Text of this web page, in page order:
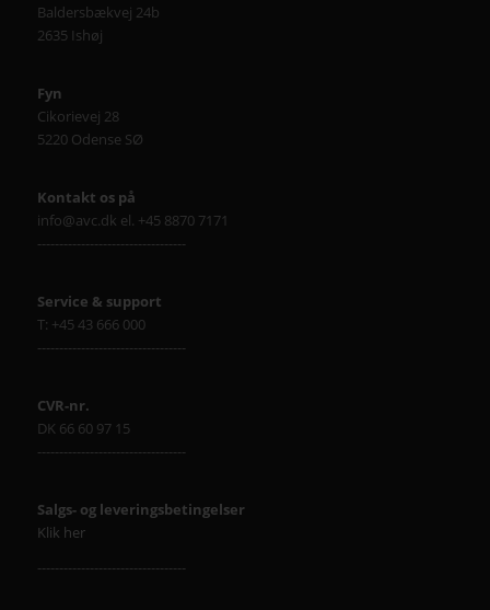
Baldersbækvej 24b
2635 Ishøj
Fyn
Cikorievej 28
5220 Odense SØ
Kontakt os på
info@avc.dk el. +45 8870 7171
----------------------------------
Service & support
T: +45 43 666 000
----------------------------------
CVR-nr.
DK 66 60 97 15
----------------------------------
Salgs- og leveringsbetingelser
Klik her
----------------------------------